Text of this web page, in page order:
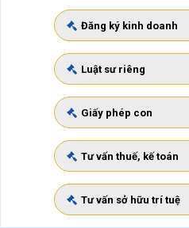
Đăng ký kinh doanh
Luật sư riêng
Giấy phép con
Tư vấn thuế, kế toán
Tư vấn sở hữu trí tuệ